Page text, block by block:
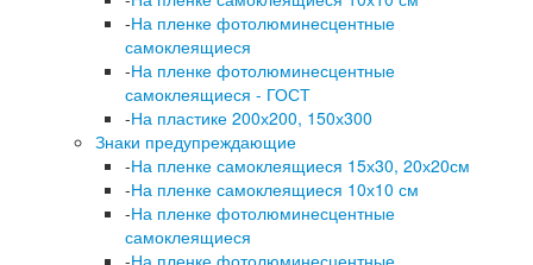
-На пленке фотолюминесцентные
самоклеящиеся
-На пленке фотолюминесцентные
самоклеящиеся - ГОСТ
-На пластике 200х200, 150х300
Знаки предупреждающие
-На пленке самоклеящиеся 15х30, 20х20см
-На пленке самоклеящиеся 10х10 см
-На пленке фотолюминесцентные
самоклеящиеся